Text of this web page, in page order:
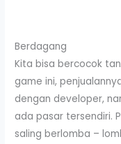
Berdagang
Kita bisa bercocok
game ini,
dengan developer,
ada pasar tersendiri.
saling berlomba –